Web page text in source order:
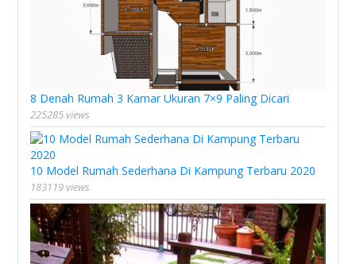
8 Denah Rumah 3 Kamar Ukuran 7×9 Paling Dicari
225285 views
10 Model Rumah Sederhana Di Kampung Terbaru 2020
183119 views